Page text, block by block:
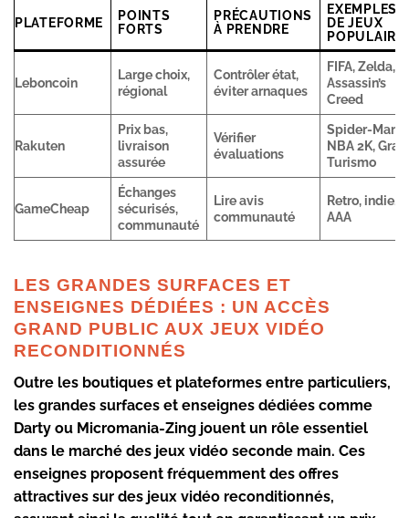
PLATEFORME
POINTS
FORTS
PRÉCAUTIONS
À PRENDRE
EXEMPLES
DE JEUX
Leboncoin
Large choix,
régional
Contrôler état,
éviter arnaques
FIFA, Zelda,
Assassin’s
Creed
Rakuten
Prix bas,
livraison
assurée
Vérifier
évaluations
Spider-Man,
NBA 2K, Gran
Turismo
GameCheap
Échanges
sécurisés,
communauté
Lire avis
communauté
Retro, indie,
AAA
LES GRANDES SURFACES ET
ENSEIGNES DÉDIÉES : UN ACCÈS
GRAND PUBLIC AUX JEUX VIDÉO
RECONDITIONNÉS
Outre les boutiques et plateformes entre particuliers,
les grandes surfaces et enseignes dédiées comme
Darty ou Micromania-Zing jouent un rôle essentiel
dans le marché des jeux vidéo seconde main. Ces
enseignes proposent fréquemment des offres
attractives sur des jeux vidéo reconditionnés,